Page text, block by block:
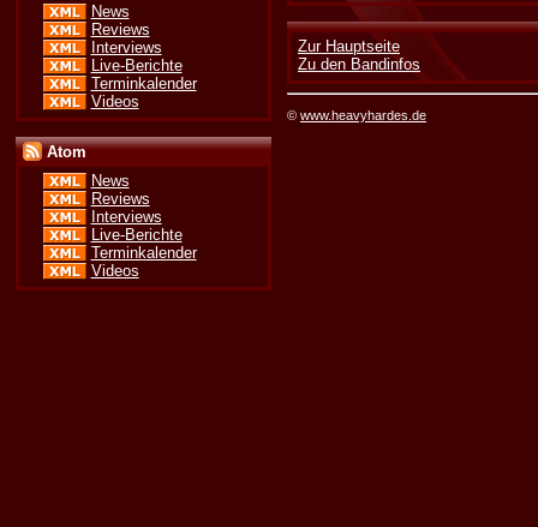
News
Reviews
Interviews
Live-Berichte
Terminkalender
Videos
Atom
News
Reviews
Interviews
Live-Berichte
Terminkalender
Videos
Zur Hauptseite
Zu den Bandinfos
©www.heavyhardes.de